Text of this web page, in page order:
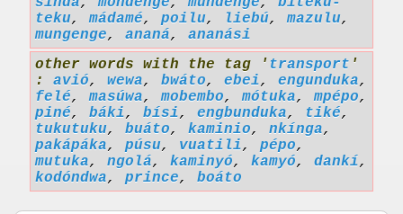
teku,mádamé, poilu, liebú,mazulu,
mungenge, ananá, ananási
other words with the tag ' transport '
: avió, wewa, bwáto, ebei, engunduka,
felé,masúwa,mobembo,mótuka,mpépo,
piné, báki, bísi, engbunduka, tiké,
tukutuku, buáto, kaminio, nkínga,
pakápáka, púsu, vuatili, pépo,
mutuka, ngolá, kaminyó, kamyó, dankí,
kodóndwa, prince, boáto